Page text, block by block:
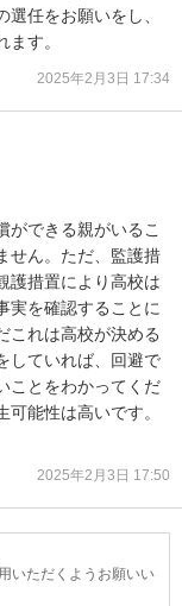
任をお願いをし、
す。
2025年2月3日 17:34
ができる親がいるこ
せん。ただ、監護措
護措置により高校は
実を確認することに
これは高校が決める
していれば、回避で
ことをわかってくだ
能性は高いです。
2025年2月3日 17:50
いただくようお願いい